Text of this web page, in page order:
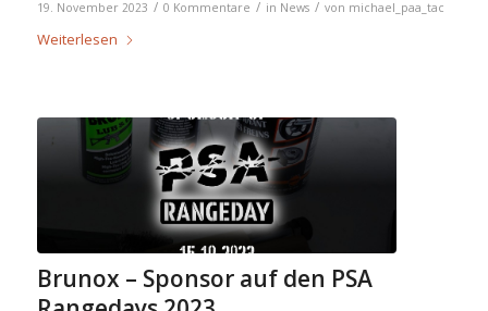
19. November 2023 / 0 Kommentare / in News / von michael_paa_tac
Weiterlesen
Brunox – Sponsor auf den PSA